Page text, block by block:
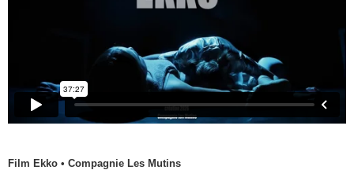
Film Ekko • Compagnie Les Mutins